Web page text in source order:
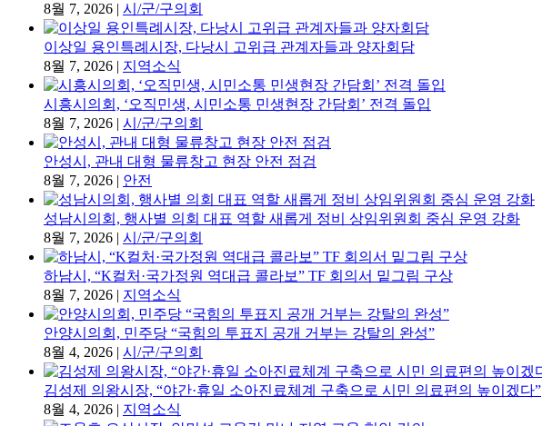
8월 7, 2026 | 시/군/구의회
이상일 용인특례시장, 다낭시 고위급 관계자들과 양자회담
8월 7, 2026 | 지역소식
시흥시의회, ‘오직민생, 시민소통 민생현장 간담회’ 전격 돌입
8월 7, 2026 | 시/군/구의회
안성시, 관내 대형 물류창고 현장 안전 점검
8월 7, 2026 | 안전
성남시의회, 행사별 의회 대표 역할 새롭게 정비 상임위원회 중심 운영 강화
8월 7, 2026 | 시/군/구의회
하남시, “K컬처·국가정원 역대급 콜라보” TF 회의서 밑그림 구상
8월 7, 2026 | 지역소식
안양시의회, 민주당 “국힘의 투표지 공개 거부는 강탈의 완성”
8월 4, 2026 | 시/군/구의회
김성제 의왕시장, “야간·휴일 소아진료체계 구축으로 시민 의료편의 높이겠다”
8월 4, 2026 | 지역소식